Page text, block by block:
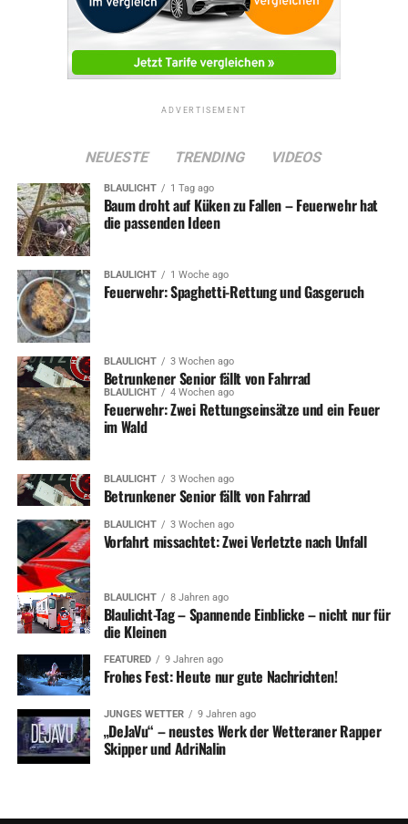
ADVERTISEMENT
NEUESTE TRENDING VIDEOS
BLAULICHT 1 Tag ago
Baum droht auf Küken zu Fallen – Feuerwehr hat
die passenden Ideen
BLAULICHT 1 Woche ago
Feuerwehr: Spaghetti-Rettung und Gasgeruch
BLAULICHT 3 Wochen ago
Betrunkener Senior fällt von Fahrrad
BLAULICHT 4 Wochen ago
Feuerwehr: Zwei Rettungseinsätze und ein Feuer
im Wald
BLAULICHT 3 Wochen ago
Betrunkener Senior fällt von Fahrrad
BLAULICHT 3 Wochen ago
Vorfahrt missachtet: Zwei Verletzte nach Unfall
BLAULICHT 8 Jahren ago
Blaulicht-Tag – Spannende Einblicke – nicht nur für
die Kleinen
FEATURED 9 Jahren ago
Frohes Fest: Heute nur gute Nachrichten!
JUNGES WETTER 9 Jahren ago
„DeJaVu“ – neustes Werk der Wetteraner Rapper
Skipper und AdriNalin